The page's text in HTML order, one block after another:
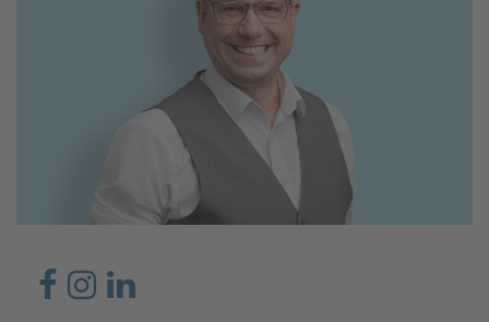
Parteisekretariat